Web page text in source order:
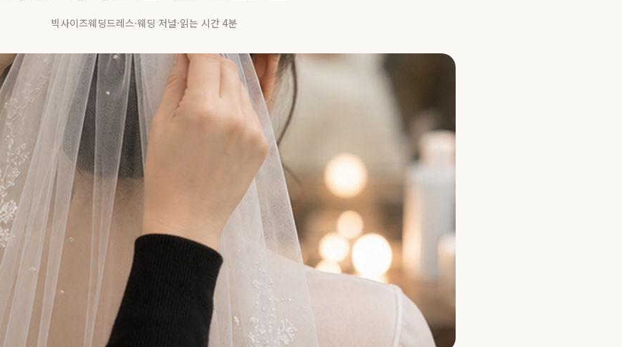
빅사이즈웨딩드레스·웨딩 저널·읽는 시간 4분